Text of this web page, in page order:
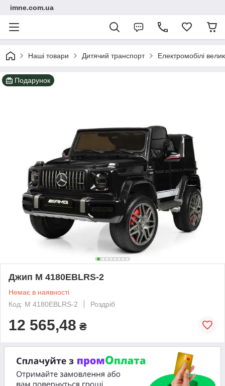
imne.com.ua
Наші товари Дитячий транспорт Електромобілі
Подарунок
Джип M 4180EBLRS-2
Немає в наявності
Код: M 4180EBLRS-2
Роздріб
12 565,48 ₴